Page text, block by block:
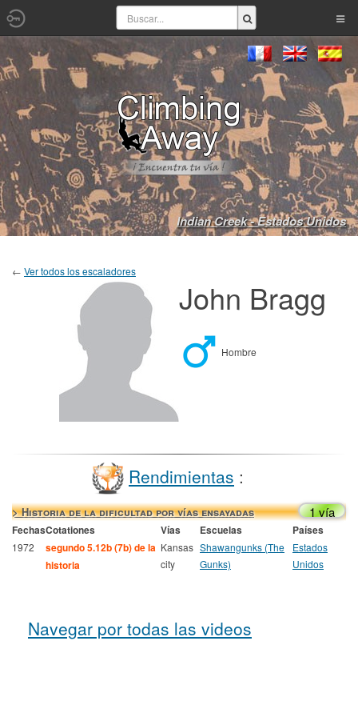
Indian Creek - Estados Unidos
← Ver todos los escaladores
John Bragg
Hombre
Rendimientas :
> Historia de la dificultad por vías ensayadas 1 vía
FechasCotationes Vías Escuelas Países
1972
segundo 5.12b (7b) de la
historia
Kansas
city
Shawangunks (The
Gunks)
Estados
Unidos
Navegar por todas las videos